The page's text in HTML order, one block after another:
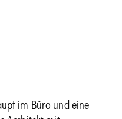
im Büro und eine